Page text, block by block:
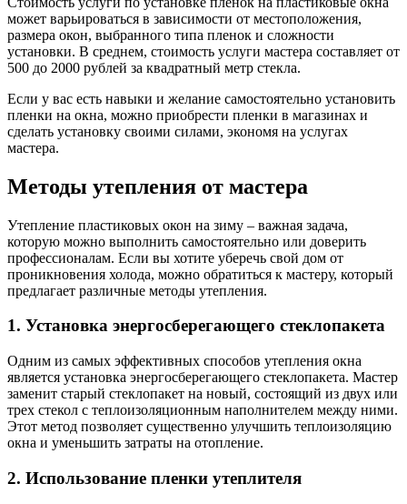
может варьироваться в зависимости от местоположения,
размера окон, выбранного типа пленок и сложности
установки. В среднем, стоимость услуги мастера составляет от
500 до 2000 рублей за квадратный метр стекла.
Если у вас есть навыки и желание самостоятельно установить
пленки на окна, можно приобрести пленки в магазинах и
сделать установку своими силами, экономя на услугах
мастера.
Методы утепления от мастера
Утепление пластиковых окон на зиму – важная задача,
которую можно выполнить самостоятельно или доверить
профессионалам. Если вы хотите уберечь свой дом от
проникновения холода, можно обратиться к мастеру, который
предлагает различные методы утепления.
1. Установка энергосберегающего стеклопакета
Одним из самых эффективных способов утепления окна
является установка энергосберегающего стеклопакета. Мастер
заменит старый стеклопакет на новый, состоящий из двух или
трех стекол с теплоизоляционным наполнителем между ними.
Этот метод позволяет существенно улучшить теплоизоляцию
окна и уменьшить затраты на отопление.
2. Использование пленки утеплителя